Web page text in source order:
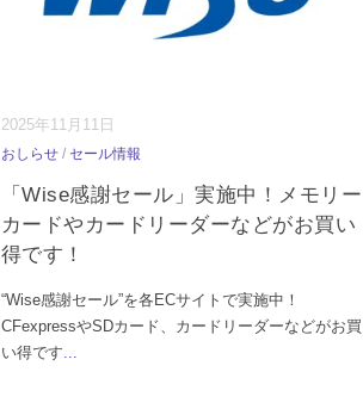
2025年11月11日
おしらせ/ セール情報
「Wise感謝セール」実施中！メモリー
カードやカードリーダーなどがお買い
得です！
“Wise感謝セール”を各ECサイトで実施中！
CFexpressやSDカード、カードリーダーなどがお買
い得です...